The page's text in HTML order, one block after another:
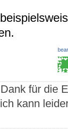
für die
kann